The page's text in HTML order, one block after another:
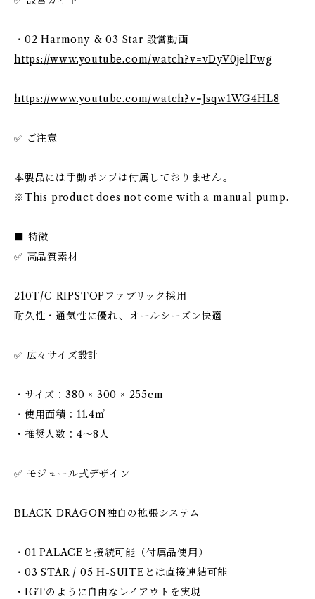
・02 Harmony & 03 Star 設営動画
https://www.youtube.com/watch?v=vDyV0jelFwg
https://www.youtube.com/watch?v=Jsqw1WG4HL8
✅ ご注意
本製品には手動ポンプは付属しておりません。
※This product does not come with a manual pump.
■ 特徴
✅ 高品質素材
210T/C RIPSTOPファブリック採用
耐久性・通気性に優れ、オールシーズン快適
✅ 広々サイズ設計
・サイズ：380 × 300 × 255cm
・使用面積：11.4㎡
・推奨人数：4〜8人
✅ モジュール式デザイン
BLACK DRAGON独自の拡張システム
・01 PALACEと接続可能（付属品使用）
・03 STAR / 05 H-SUITEとは直接連結可能
・IGTのように自由なレイアウトを実現